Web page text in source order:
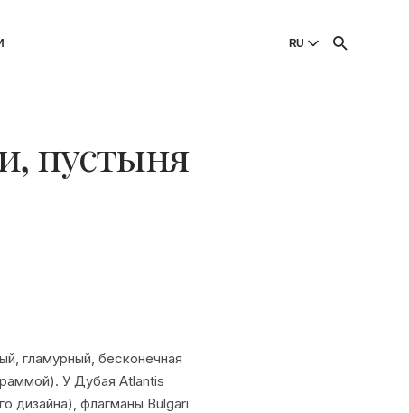
RU
пустыня
гламурный, бесконечная
У Дубая Atlantis
дизайна), флагманы Bulgari